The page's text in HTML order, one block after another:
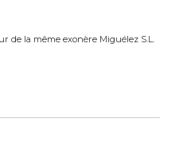
de la même exonère Miguélez S.L.